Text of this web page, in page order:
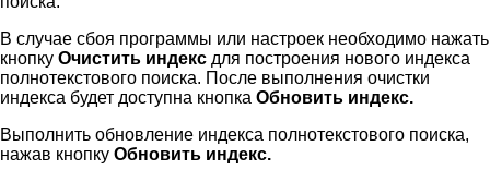
В случае сбоя программы или настроек необходимо нажать
кнопку Очистить индекс для построения нового индекса
полнотекстового поиска. После выполнения очистки
индекса будет доступна кнопка Обновить индекс.
Выполнить обновление индекса полнотекстового поиска,
нажав кнопку Обновить индекс.